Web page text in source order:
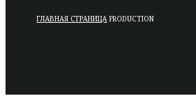
ГЛАВНАЯ СТРАНИЦА PRODUCTION